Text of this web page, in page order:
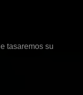
tasaremos su